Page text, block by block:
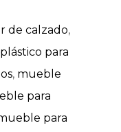
de calzado,
para
, mueble
para
para